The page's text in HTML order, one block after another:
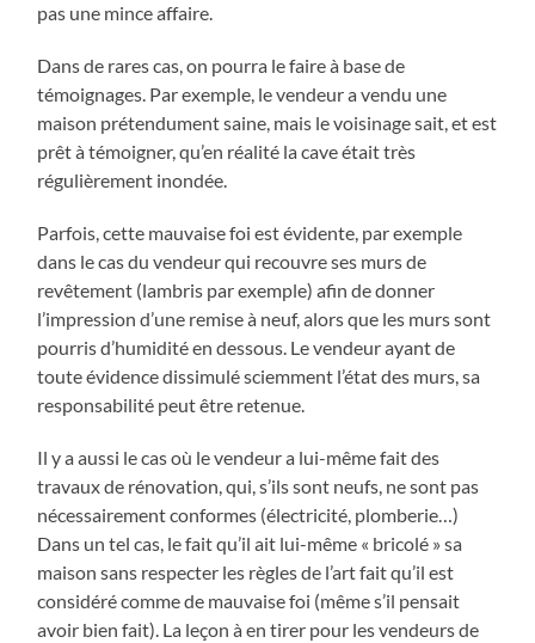
pas une mince affaire.
Dans de rares cas, on pourra le faire à base de
témoignages. Par exemple, le vendeur a vendu une
maison prétendument saine, mais le voisinage sait, et est
prêt à témoigner, qu’en réalité la cave était très
régulièrement inondée.
Parfois, cette mauvaise foi est évidente, par exemple
dans le cas du vendeur qui recouvre ses murs de
revêtement (lambris par exemple) afin de donner
l’impression d’une remise à neuf, alors que les murs sont
pourris d’humidité en dessous. Le vendeur ayant de
toute évidence dissimulé sciemment l’état des murs, sa
responsabilité peut être retenue.
Il y a aussi le cas où le vendeur a lui-même fait des
travaux de rénovation, qui, s’ils sont neufs, ne sont pas
nécessairement conformes (électricité, plomberie…)
Dans un tel cas, le fait qu’il ait lui-même « bricolé » sa
maison sans respecter les règles de l’art fait qu’il est
considéré comme de mauvaise foi (même s’il pensait
avoir bien fait). La leçon à en tirer pour les vendeurs de